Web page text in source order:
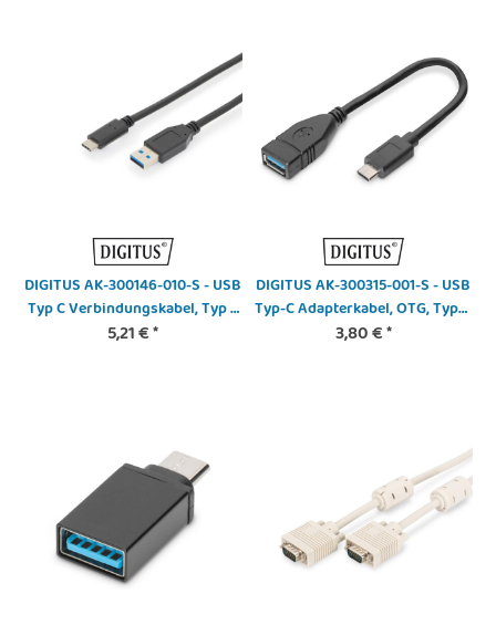
DIGITUS AK-300146-010-S - USB
Typ C Verbindungskabel, Typ C
auf A St/St, 1.0m, Gen2, 3A,
5,21 €*
DIGITUS AK-300315-001-S - USB
Typ-C Adapterkabel, OTG, Type-
C - A St/Bu, 0,15m, 3A, 5GB, 3.0
3,80 €*